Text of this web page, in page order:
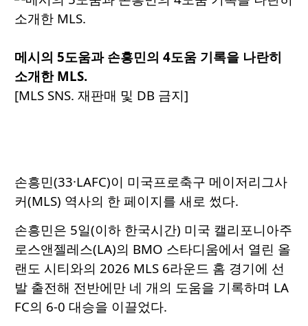
메시의 5도움과 손흥민의 4도움 기록을 나란히
소개한 MLS.
[MLS SNS. 재판매 및 DB 금지]
손흥민(33·LAFC)이 미국프로축구 메이저리그사
커(MLS) 역사의 한 페이지를 새로 썼다.
손흥민은 5일(이하 한국시간) 미국 캘리포니아주
로스앤젤레스(LA)의 BMO 스타디움에서 열린 올
랜도 시티와의 2026 MLS 6라운드 홈 경기에 선
발 출전해 전반에만 네 개의 도움을 기록하며 LA
FC의 6-0 대승을 이끌었다.